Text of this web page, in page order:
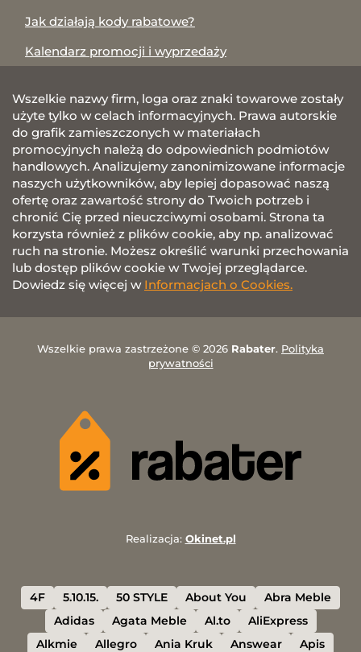
Jak działają kody rabatowe?
Kalendarz promocji i wyprzedaży
Wszelkie nazwy firm, loga oraz znaki towarowe zostały
użyte tylko w celach informacyjnych. Prawa autorskie
do grafik zamieszczonych w materiałach
promocyjnych należą do odpowiednich podmiotów
handlowych. Analizujemy zanonimizowane informacje
naszych użytkowników, aby lepiej dopasować naszą
ofertę oraz zawartość strony do Twoich potrzeb i
chronić Cię przed nieuczciwymi osobami. Strona ta
korzysta również z plików cookie, aby np. analizować
ruch na stronie. Możesz określić warunki przechowania
lub dostęp plików cookie w Twojej przeglądarce.
Dowiedz się więcej w Informacjach o Cookies.
Wszelkie prawa zastrzeżone © 2026 Rabater. Polityka
prywatności
Realizacja: Okinet.pl
4F 5.10.15. 50 STYLE About You
Abra Meble
Adidas
Agata Meble Al.to
AliExpress
Alkmie
Allegro Ania Kruk Answear Apis